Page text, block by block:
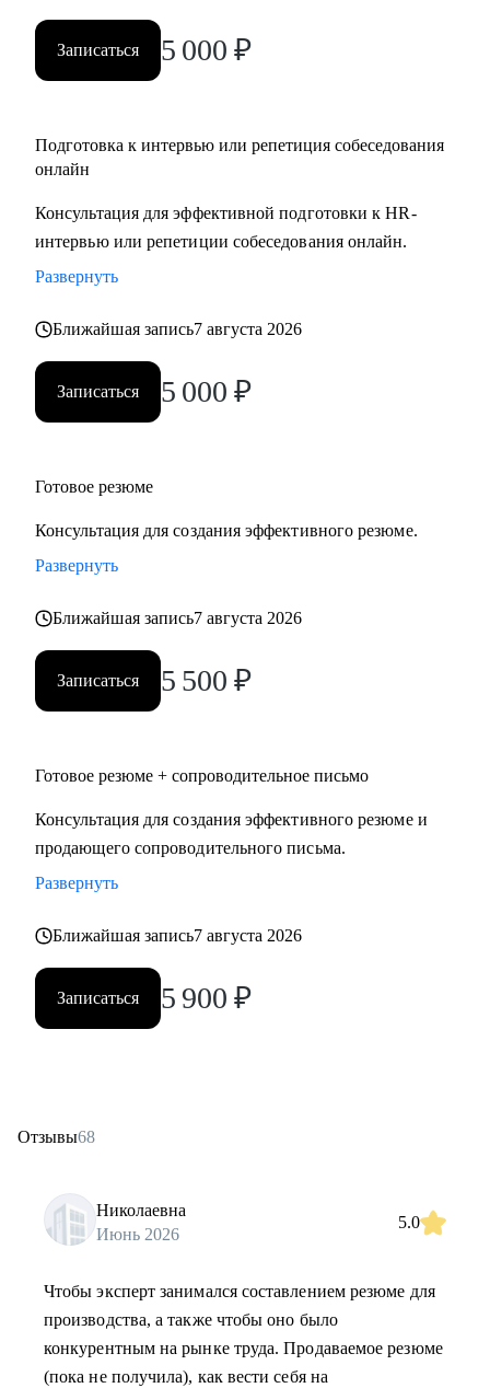
Записаться 5 000 ₽
Подготовка к интервью или репетиция собеседования
онлайн
Консультация для эффективной подготовки к HR-
интервью или репетиции собеседования онлайн.
Развернуть
Ближайшая запись7 августа 2026
Записаться 5 000 ₽
Готовое резюме
Консультация для создания эффективного резюме.
Развернуть
Ближайшая запись7 августа 2026
Записаться 5 500 ₽
Готовое резюме + сопроводительное письмо
Консультация для создания эффективного резюме и
продающего сопроводительного письма.
Развернуть
Ближайшая запись7 августа 2026
Записаться 5 900 ₽
Отзывы68
Николаевна
Июнь 2026
5.0
Чтобы эксперт занимался составлением резюме для
производства, а также чтобы оно было
конкурентным на рынке труда. Продаваемое резюме
(пока не получила), как вести себя на